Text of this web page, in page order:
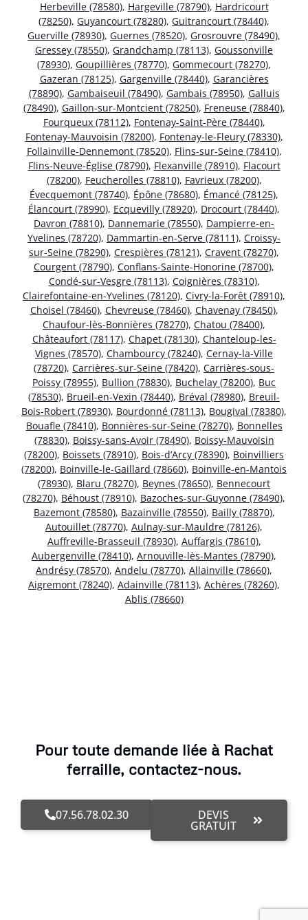
Herbeville (78580), Hargeville (78790), Hardricourt
(78250), Guyancourt (78280), Guitrancourt (78440),
Guerville (78930), Guernes (78520), Grosrouvre (78490),
Gressey (78550), Grandchamp (78113), Goussonville
(78930), Goupillières (78770), Gommecourt (78270),
Gazeran (78125), Gargenville (78440), Garancières
(78890), Gambaiseuil (78490), Gambais (78950), Galluis
(78490), Gaillon-sur-Montcient (78250), Freneuse (78840),
Fourqueux (78112), Fontenay-Saint-Père (78440),
Fontenay-Mauvoisin (78200), Fontenay-le-Fleury (78330),
Follainville-Dennemont (78520), Flins-sur-Seine (78410),
Flins-Neuve-Église (78790), Flexanville (78910), Flacourt
(78200), Feucherolles (78810), Favrieux (78200),
Évecquemont (78740), Épône (78680), Émancé (78125),
Élancourt (78990), Ecquevilly (78920), Drocourt (78440),
Davron (78810), Dannemarie (78550), Dampierre-en-
Yvelines (78720), Dammartin-en-Serve (78111), Croissy-
sur-Seine (78290), Crespières (78121), Cravent (78270),
Courgent (78790), Conflans-Sainte-Honorine (78700),
Condé-sur-Vesgre (78113), Coignières (78310),
Clairefontaine-en-Yvelines (78120), Civry-la-Forêt (78910),
Choisel (78460), Chevreuse (78460), Chavenay (78450),
Chaufour-lès-Bonnières (78270), Chatou (78400),
Châteaufort (78117), Chapet (78130), Chanteloup-les-
Vignes (78570), Chambourcy (78240), Cernay-la-Ville
(78720), Carrières-sur-Seine (78420), Carrières-sous-
Poissy (78955), Bullion (78830), Buchelay (78200), Buc
(78530), Brueil-en-Vexin (78440), Bréval (78980), Breuil-
Bois-Robert (78930), Bourdonné (78113), Bougival (78380),
Bouafle (78410), Bonnières-sur-Seine (78270), Bonnelles
(78830), Boissy-sans-Avoir (78490), Boissy-Mauvoisin
(78200), Boissets (78910), Bois-d’Arcy (78390), Boinvilliers
(78200), Boinville-le-Gaillard (78660), Boinville-en-Mantois
(78930), Blaru (78270), Beynes (78650), Bennecourt
(78270), Béhoust (78910), Bazoches-sur-Guyonne (78490),
Bazemont (78580), Bazainville (78550), Bailly (78870),
Autouillet (78770), Aulnay-sur-Mauldre (78126),
Auffreville-Brasseuil (78930), Auffargis (78610),
Aubergenville (78410), Arnouville-lès-Mantes (78790),
Andrésy (78570), Andelu (78770), Allainville (78660),
Aigremont (78240), Adainville (78113), Achères (78260),
Ablis (78660)
Pour toute demande liée à Rachat
ferraille, contactez-nous.
07.56.78.02.30 DEVIS
GRATUIT